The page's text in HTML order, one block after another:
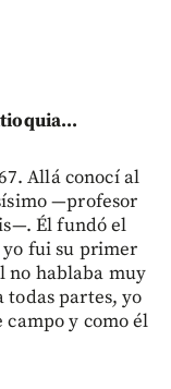
Allá conocí al
—profesor
Él fundó el
fui su primer
no hablaba muy
todas partes, yo
campo y como él